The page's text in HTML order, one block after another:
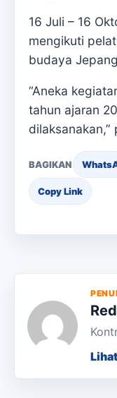
16 Juli – 16
mengikuti
budaya Jepang
“Aneka
tahun ajaran
dilaksanakan,”
BAGIKAN
Copy Link